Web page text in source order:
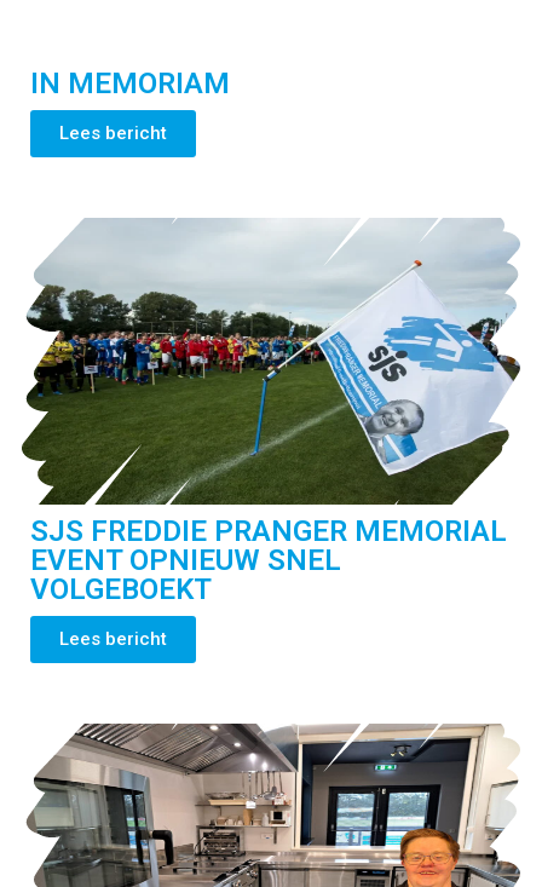
IN MEMORIAM
Lees bericht
SJS FREDDIE PRANGER MEMORIAL
EVENT OPNIEUW SNEL
VOLGEBOEKT
Lees bericht